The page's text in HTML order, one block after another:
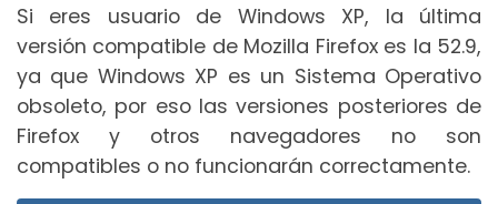
Si eres usuario de Windows XP, la última
versión compatible de Mozilla Firefox es la 52.9,
ya que Windows XP es un Sistema Operativo
obsoleto, por eso las versiones posteriores de
Firefox y otros navegadores no son
compatibles o no funcionarán correctamente.